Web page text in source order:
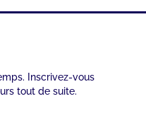
Inscrivez-vous
tout de suite.